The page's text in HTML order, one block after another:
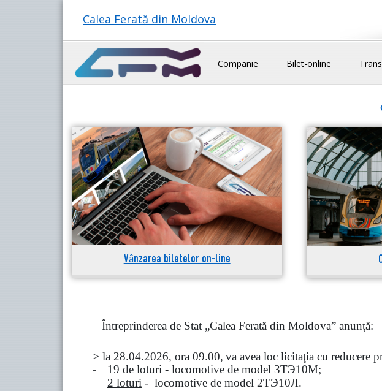
Calea Ferată din Moldova
Companie Bilet-online
Vânzarea biletelor on-line
Întreprinderea de Stat „Calea Ferată din Moldova” anunță:
> la 28.04.2026, ora 09.00, va avea loc licitaţia cu reducere
- 19 de loturi - locomotive de model 3ТЭ10М;
- 2 loturi - locomotive de model 2ТЭ10Л.